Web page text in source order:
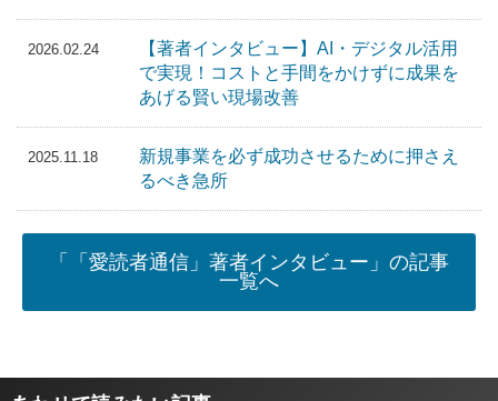
2026.02.24
【著者インタビュー】AI・デジタル活用
で実現！コストと手間をかけずに成果を
あげる賢い現場改善
2025.11.18
新規事業を必ず成功させるために押さえ
るべき急所
「「愛読者通信」著者インタビュー」の記事
一覧へ